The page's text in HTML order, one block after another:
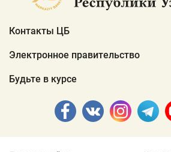
Контакты ЦБ
Электронное правительство
Будьте в курсе